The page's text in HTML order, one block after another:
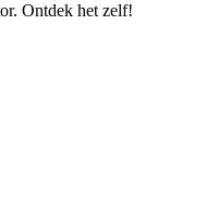
Ontdek het zelf!